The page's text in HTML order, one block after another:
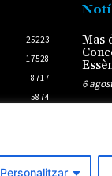
Personalitzar
25223
17528
8717
5874
Mas
6